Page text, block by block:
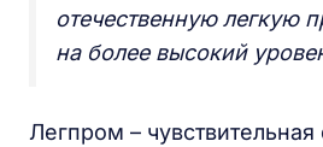
отечественную легкую
на более высокий
Легпром – чувствительная